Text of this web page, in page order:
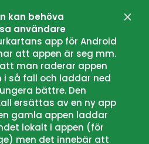
kan behöva
användare
app för Android
att appen är seg mm.
man raderar appen
i så fall och laddar ned
bättre. Den
ersättas av en ny app
gamla appen laddar
lokalt i appen (för
men det innebär att